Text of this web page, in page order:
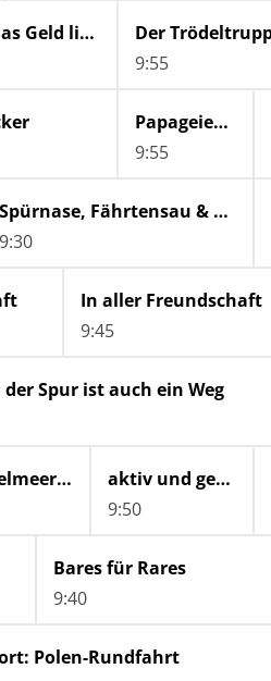
Der Trödeltrupp - Das Geld liegt im Keller
9:55
Papageien, Palmen & Co.
9:55
Spürnase, Fährtensau & Co.
9:30
In aller Freundschaft
9:45
der Spur ist auch ein Weg
Expedition Mittelmeer - Der Westen
aktiv und gesund
9:50
Bares für Rares
9:40
Polen-Rundfahrt